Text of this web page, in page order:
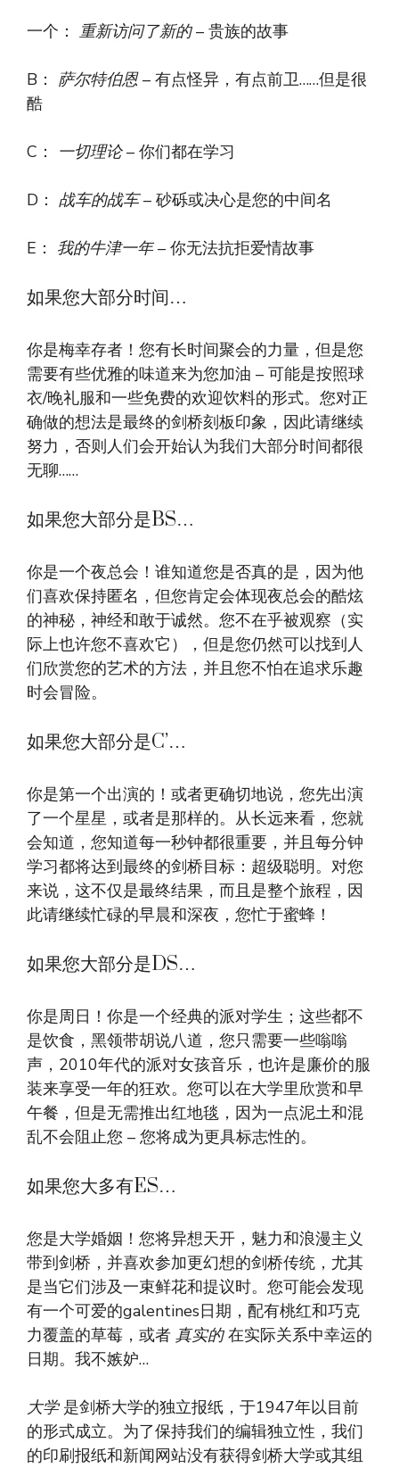
一个： 重新访问了新的– 贵族的故事
B： 萨尔特伯恩– 有点怪异，有点前卫……但是很
酷
C： 一切理论– 你们都在学习
D： 战车的战车– 砂砾或决心是您的中间名
E： 我的牛津一年– 你无法抗拒爱情故事
如果您大部分时间…
你是梅幸存者！您有长时间聚会的力量，但是您
需要有些优雅的味道来为您加油 – 可能是按照球
衣/晚礼服和一些免费的欢迎饮料的形式。您对正
确做的想法是最终的剑桥刻板印象，因此请继续
努力，否则人们会开始认为我们大部分时间都很
无聊……
如果您大部分是BS…
你是一个夜总会！谁知道您是否真的是，因为他
们喜欢保持匿名，但您肯定会体现夜总会的酷炫
的神秘，神经和敢于诚然。您不在乎被观察（实
际上也许您不喜欢它），但是您仍然可以找到人
们欣赏您的艺术的方法，并且您不怕在追求乐趣
时会冒险。
如果您大部分是C’…
你是第一个出演的！或者更确切地说，您先出演
了一个星星，或者是那样的。从长远来看，您就
会知道，您知道每一秒钟都很重要，并且每分钟
学习都将达到最终的剑桥目标：超级聪明。对您
来说，这不仅是最终结果，而且是整个旅程，因
此请继续忙碌的早晨和深夜，您忙于蜜蜂！
如果您大部分是DS…
你是周日！你是一个经典的派对学生；这些都不
是饮食，黑领带胡说八道，您只需要一些嗡嗡
声，2010年代的派对女孩音乐，也许是廉价的服
装来享受一年的狂欢。您可以在大学里欣赏和早
午餐，但是无需推出红地毯，因为一点泥土和混
乱不会阻止您 – 您将成为更具标志性的。
如果您大多有ES…
您是大学婚姻！您将异想天开，魅力和浪漫主义
带到剑桥，并喜欢参加更幻想的剑桥传统，尤其
是当它们涉及一束鲜花和提议时。您可能会发现
有一个可爱的galentines日期，配有桃红和巧克
力覆盖的草莓，或者 真实的在实际关系中幸运的
日期。我不嫉妒…
大学是剑桥大学的独立报纸，于1947年以目前
的形式成立。为了保持我们的编辑独立性，我们
的印刷报纸和新闻网站没有获得剑桥大学或其组